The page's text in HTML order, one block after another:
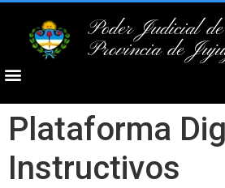
Poder Judicial
Provincia de
Plataforma
Instructivos